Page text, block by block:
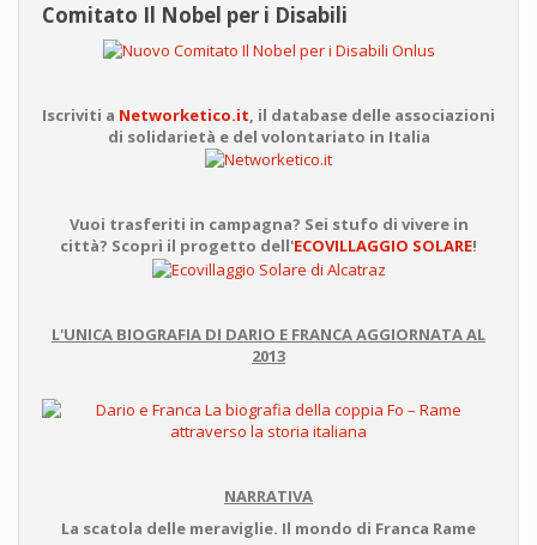
Comitato Il Nobel per i Disabili
Iscriviti a Networketico.it , il database delle associazioni
di solidarietà e del volontariato in Italia
Vuoi trasferiti in campagna? Sei stufo di vivere in
città? Scopri il progetto dell'ECOVILLAGGIO SOLARE!
L'UNICA BIOGRAFIA DI DARIO E FRANCA AGGIORNATA AL
2013
NARRATIVA
La scatola delle meraviglie. Il mondo di Franca Rame